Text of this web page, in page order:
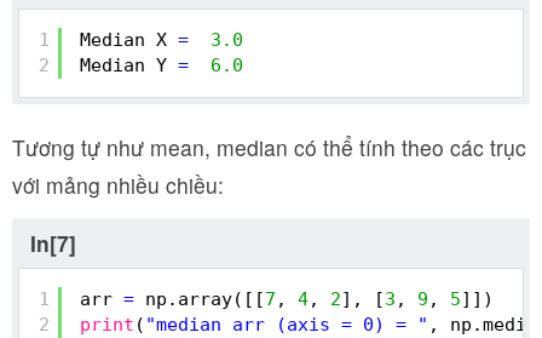
1
2
Median X =
3.0
Median Y = 6.0
Tương tự như mean, median có thể tính theo các trục
với mảng nhiều chiều:
In[7]
1
2
arr = np.array([[7 , 4, 2], [3 , 9 , 5]])
print ( "median arr (axis = 0) = " ,